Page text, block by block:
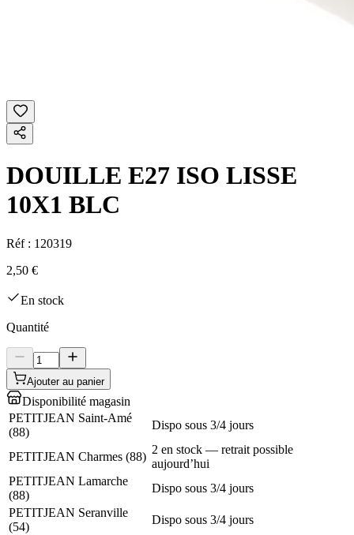
DOUILLE E27 ISO LISSE
10X1 BLC
Réf : 120319
2,50 €
En stock
Quantité
Ajouter au panier
Disponibilité magasin
PETITJEAN Saint-Amé
(88)
Dispo sous 3/4 jours
PETITJEAN Charmes (88)
2 en stock — retrait possible
aujourd’hui
PETITJEAN Lamarche
(88)
Dispo sous 3/4 jours
PETITJEAN Seranville
(54)
Dispo sous 3/4 jours